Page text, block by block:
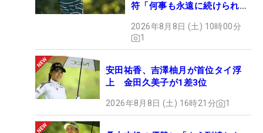
符「何事も永遠に続けられな
2026年8月8日 (土) 10時00分
1
安田祐香、吉澤柚月が首位タイ浮
上 金田久美子が1差3位
2026年8月8日 (土) 16時21分 1